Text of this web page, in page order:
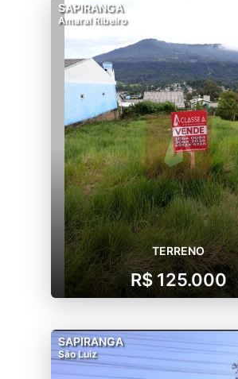
SAPIRANGA
Amaral Ribeiro
TERRENO
R$ 125.000
SAPIRANGA
São Luiz